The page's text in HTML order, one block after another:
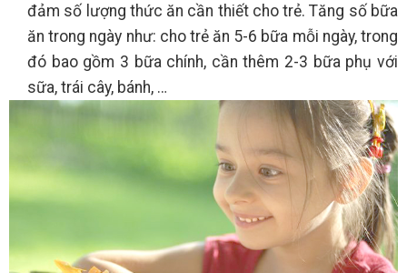
đảm số lượng thức ăn cần thiết cho trẻ. Tăng số bữa
ăn trong ngày như: cho trẻ ăn 5-6 bữa mỗi ngày, trong
đó bao gồm 3 bữa chính, cần thêm 2-3 bữa phụ với
sữa, trái cây, bánh, …